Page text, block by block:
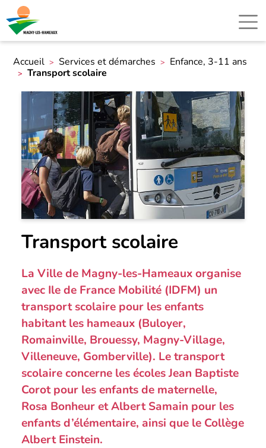
Accueil Services et démarches
Enfance, 3-11 ans
Transport scolaire
Transport scolaire
La Ville de Magny-les-Hameaux organise
avec Ile de France Mobilité (IDFM) un
transport scolaire pour les enfants
habitant les hameaux (Buloyer,
Romainville, Brouessy, Magny-Village,
Villeneuve, Gomberville). Le transport
scolaire concerne les écoles Jean Baptiste
Corot pour les enfants de maternelle,
Rosa Bonheur et Albert Samain pour les
enfants d’élémentaire, ainsi que le Collège
Albert Einstein.